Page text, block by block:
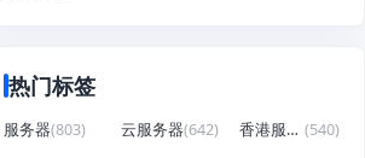
热门标签
服务器(803) 云服务器(642) 香港服务器 (540)